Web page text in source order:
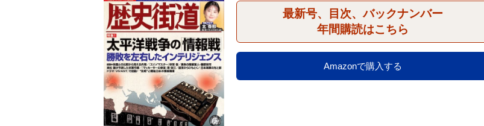
最新号、目次、バックナンバー
年間購読はこちら
Amazonで購入する